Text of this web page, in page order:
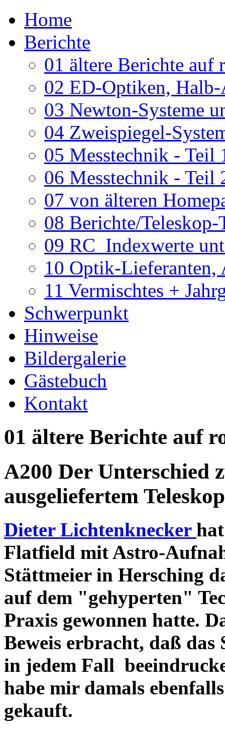
Home
Berichte
01 ältere Berichte auf
02 ED-Optiken, Halb-
03 Newton-Systeme
04 Zweispiegel-
05 Messtechnik - Teil
06 Messtechnik - Teil
07 von älteren
08 Berichte/
09 RC_Indexwerte
10 Optik-Lieferanten,
11 Vermischtes +
Schwerpunkt
Hinweise
Bildergalerie
Gästebuch
Kontakt
01 ältere Berichte auf
A200 Der Unterschied
ausgeliefertem
Dieter Lichtenknecker
Flatfield mit Astro-
Stättmeier in Hersching
auf dem "gehyperten"
Praxis gewonnen hatte.
Beweis erbracht, daß das
in jedem Fall
habe mir damals
gekauft.